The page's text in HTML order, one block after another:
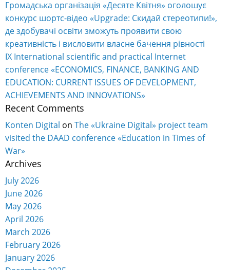
Громадська організація «Десяте Квітня» оголошує
конкурс шортс-відео «Upgrade: Скидай стереотипи!»,
де здобувачі освіти зможуть проявити свою
креативність і висловити власне бачення рівності
IX International scientific and practical Internet
conference «ECONOMICS, FINANCE, BANKING AND
EDUCATION: CURRENT ISSUES OF DEVELOPMENT,
ACHIEVEMENTS AND INNOVATIONS»
Recent Comments
Konten Digital on The «Ukraine Digital» project team
visited the DAAD conference «Education in Times of
War»
Archives
July 2026
June 2026
May 2026
April 2026
March 2026
February 2026
January 2026